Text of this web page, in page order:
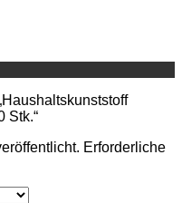
Stk.“
Erforderliche